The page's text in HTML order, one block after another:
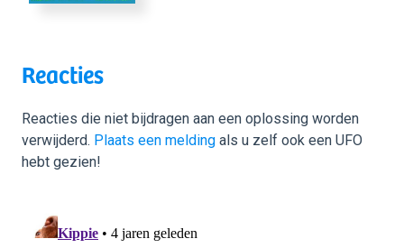
Reacties
Reacties die niet bijdragen aan een oplossing worden
verwijderd. Plaats een melding als u zelf ook een UFO
hebt gezien!